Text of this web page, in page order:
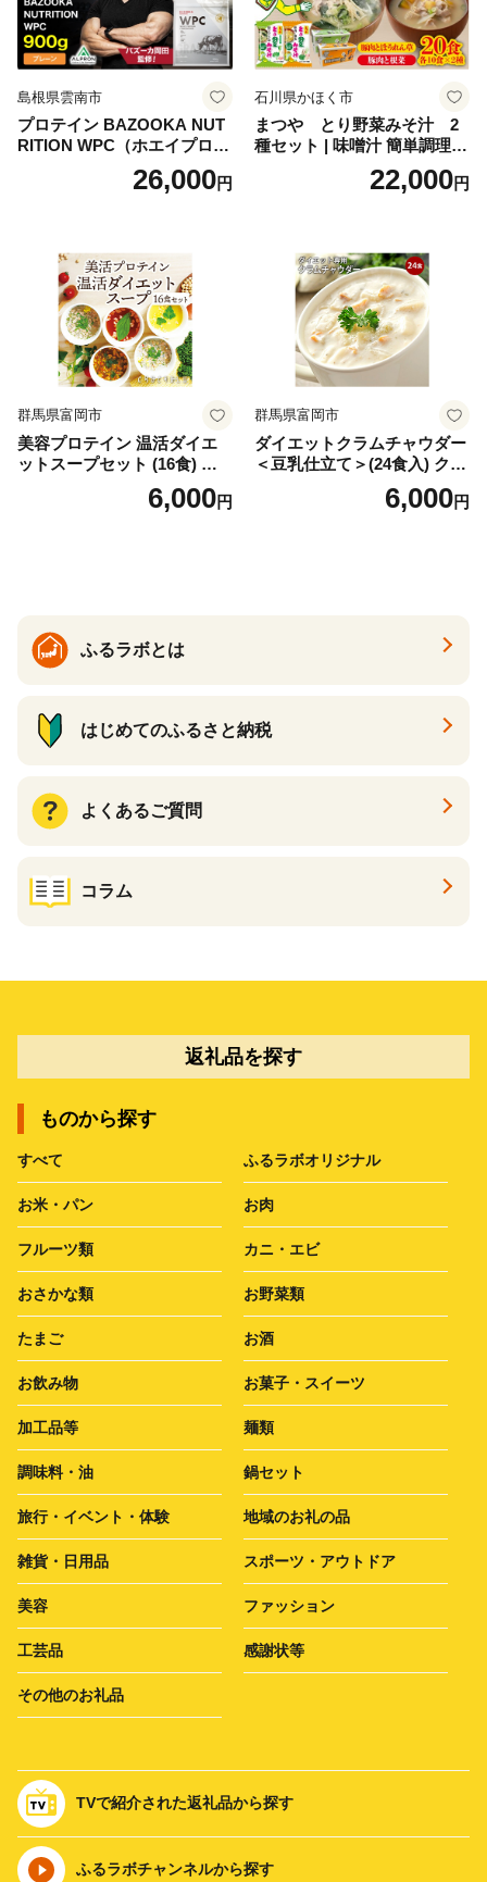
せち 御節 お節料理 正月 調理
不要 おせち料理2027
島根県雲南市
プロテイン BAZOOKA NUT
RITION WPC（ホエイプロテ
イン）＜プレーン＞ 900g｜
バズーカ岡田監修・植物由来
ロン [AIEN005]
26,000円
石川県かほく市
まつや とり野菜みそ汁 2
種セット | 味噌汁 簡単調理
お味噌 おみそ みそ とり野菜
時短料理 時短ごはん ご当地
22,000円
群馬県富岡市
美容プロテイン 温活ダイエ
ットスープセット (16食) 小
分け スープ 食べ比べ セット
詰合せ クラムチャウダー チ
6,000円
群馬県富岡市
ダイエットクラムチャウダー
＜豆乳仕立て＞(24食入) クラ
ムチャウダー 豆乳 ダイエッ
ト スープ プロテイン たんぱ
6,000円
ふるラボとは
はじめてのふるさと納税
よくあるご質問
コラム
返礼品を探す
ものから探す
すべて ふるラボオリジナル
お米・パン お肉
フルーツ類 カニ・エビ
おさかな類 お野菜類
たまご お酒
お飲み物 お菓子・スイーツ
加工品等 麺類
調味料・油 鍋セット
旅行・イベント・体験 地域のお礼の品
雑貨・日用品 スポーツ・アウトドア
美容 ファッション
工芸品 感謝状等
その他のお礼品
TVで紹介された返礼品から探す
ふるラボチャンネルから探す